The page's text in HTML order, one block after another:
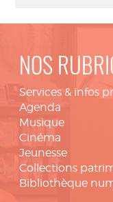
NOS
Services & infos
Agenda
Musique
Cinéma
Jeunesse
Collections
Bibliothèque